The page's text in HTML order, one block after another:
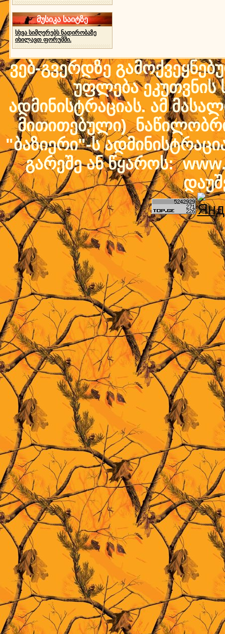
მუსიკა საიტზე
სხვა სიმღერებს ნადირობაზე
იხილავთ ფორუმში.
ვებ-გვერდზე
უფლება ეკუთვნის
ადმინისტრაციას. ამ
მითითებული)
"ბაზიერი"-ს
გარეშე ან წყაროს: